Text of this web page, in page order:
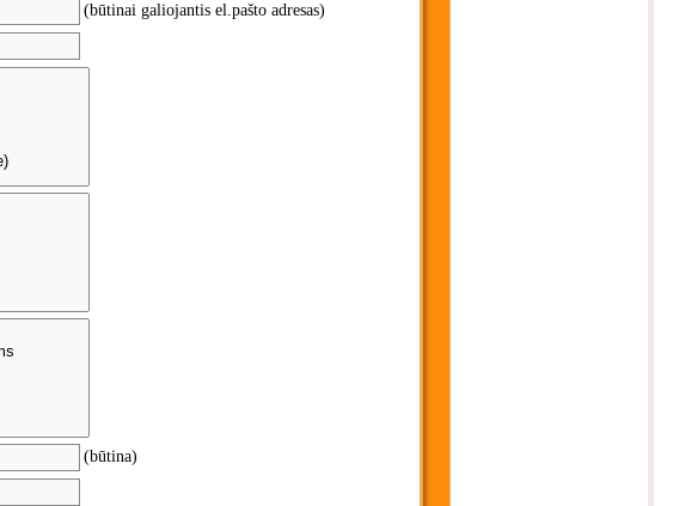
(būtinai galiojantis el.pašto adresas)
(būtina)